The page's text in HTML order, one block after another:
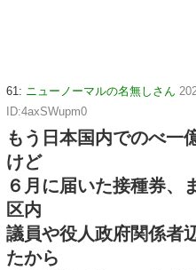
61: ニューノーマルの名無しさん
ID:4axSWupm0
もう日本国内でのべ一
けど
６月に届いた接種券、
区内
議員や役人政府関係者
たから